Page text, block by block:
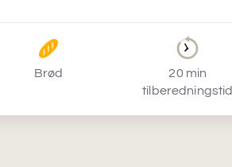
Brød
20 min
tilberedningstid